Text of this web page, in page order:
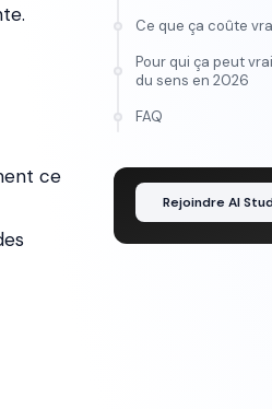
ce
Ce que ça coûte
Pour qui ça peut
du sens en 2026
FAQ
Rejoindre AI